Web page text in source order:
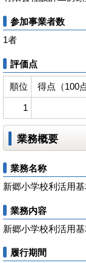
参加事業者数
1者
評価点
順位 得点（100
1
業務概要
業務名称
新郷小学校利活用
業務内容
新郷小学校利活用
履行期間